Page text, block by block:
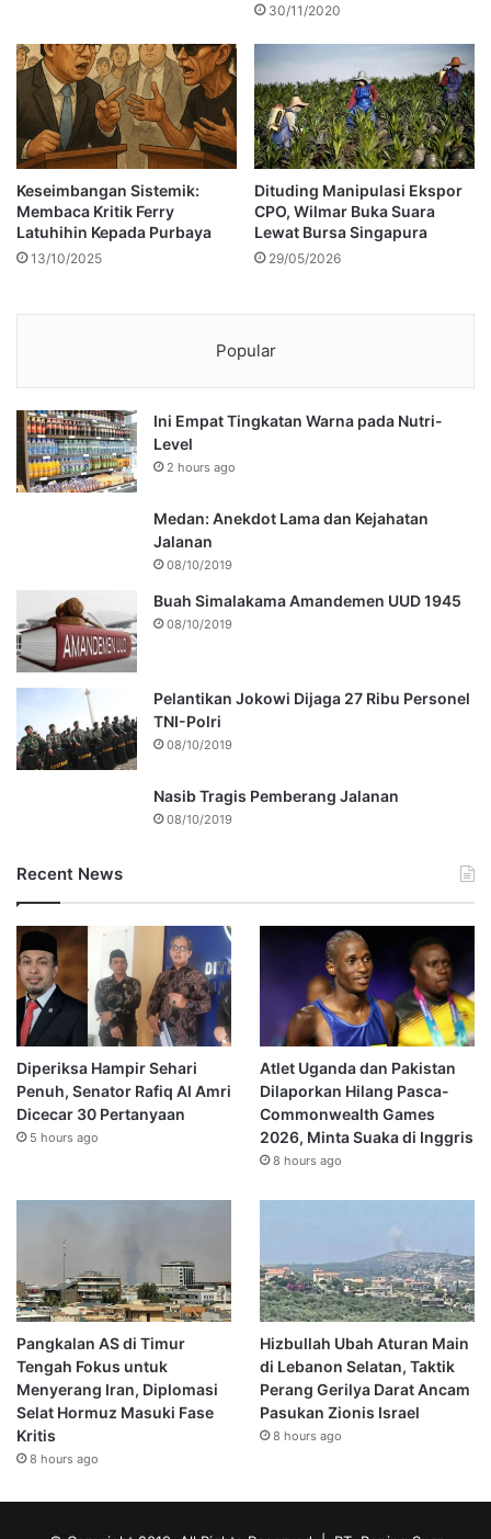
30/11/2020
Keseimbangan Sistemik:
Membaca Kritik Ferry
Latuhihin Kepada Purbaya
13/10/2025
Dituding Manipulasi Ekspor
CPO, Wilmar Buka Suara
Lewat Bursa Singapura
29/05/2026
Popular
Ini Empat Tingkatan Warna pada Nutri-
Level
2 hours ago
Medan: Anekdot Lama dan Kejahatan
Jalanan
08/10/2019
Buah Simalakama Amandemen UUD 1945
08/10/2019
Pelantikan Jokowi Dijaga 27 Ribu Personel
TNI-Polri
08/10/2019
Nasib Tragis Pemberang Jalanan
08/10/2019
Recent News
Diperiksa Hampir Sehari
Penuh, Senator Rafiq Al Amri
Dicecar 30 Pertanyaan
5 hours ago
Atlet Uganda dan Pakistan
Dilaporkan Hilang Pasca-
Commonwealth Games
2026, Minta Suaka di Inggris
8 hours ago
Pangkalan AS di Timur
Tengah Fokus untuk
Menyerang Iran, Diplomasi
Selat Hormuz Masuki Fase
Kritis
8 hours ago
Hizbullah Ubah Aturan Main
di Lebanon Selatan, Taktik
Perang Gerilya Darat Ancam
Pasukan Zionis Israel
8 hours ago